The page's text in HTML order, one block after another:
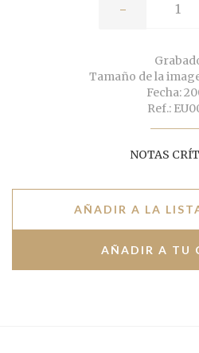
-
Tamaño de la
Fecha:
Ref.:
NOTAS
AÑADIR A LA